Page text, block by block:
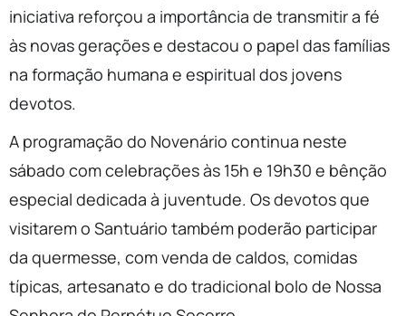
iniciativa reforçou a importância de transmitir a fé
às novas gerações e destacou o papel das famílias
na formação humana e espiritual dos jovens
devotos.
A programação do Novenário continua neste
sábado com celebrações às 15h e 19h30 e bênção
especial dedicada à juventude. Os devotos que
visitarem o Santuário também poderão participar
da quermesse, com venda de caldos, comidas
típicas, artesanato e do tradicional bolo de Nossa